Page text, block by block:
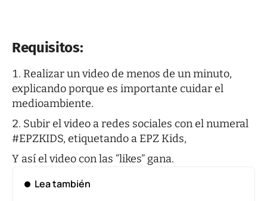
Requisitos:
Realizar un video de menos de un minuto,
explicando porque es importante cuidar el
medioambiente.
Subir el video a redes sociales con el numeral
#EPZKIDS, etiquetando a EPZ Kids,
Y así el video con las “likes” gana.
Lea también